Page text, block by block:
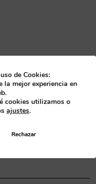
de agua
de Cookies:
la mejor experiencia en
cookies utilizamos o
ajustes.
Rechazar